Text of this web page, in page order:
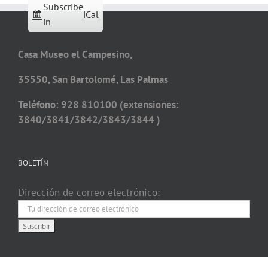
Subscribe
in
iCal
Casa Museo el Campesino,
35550, San Bartolomé, Las Palmas
Teléfono: 928 810100 (extensiones:
3840/3841/3842/3843/3844 )
BOLETÍN
Dirección de correo electrónico: